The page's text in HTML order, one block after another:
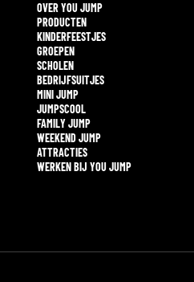
OVER YOU JUMP
PRODUCTEN
KINDERFEESTJES
GROEPEN
SCHOLEN
BEDRIJFSUITJES
MINI JUMP
JUMPSCOOL
FAMILY JUMP
WEEKEND JUMP
ATTRACTIES
WERKEN BIJ YOU JUMP